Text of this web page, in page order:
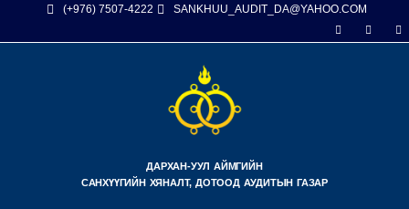
(+976) 7507-4222 SANKHUU_AUDIT_DA@YAHOO.COM
ДАРХАН-УУЛ АЙМГИЙН
САНХҮҮГИЙН ХЯНАЛТ, ДОТООД АУДИТЫН ГАЗАР